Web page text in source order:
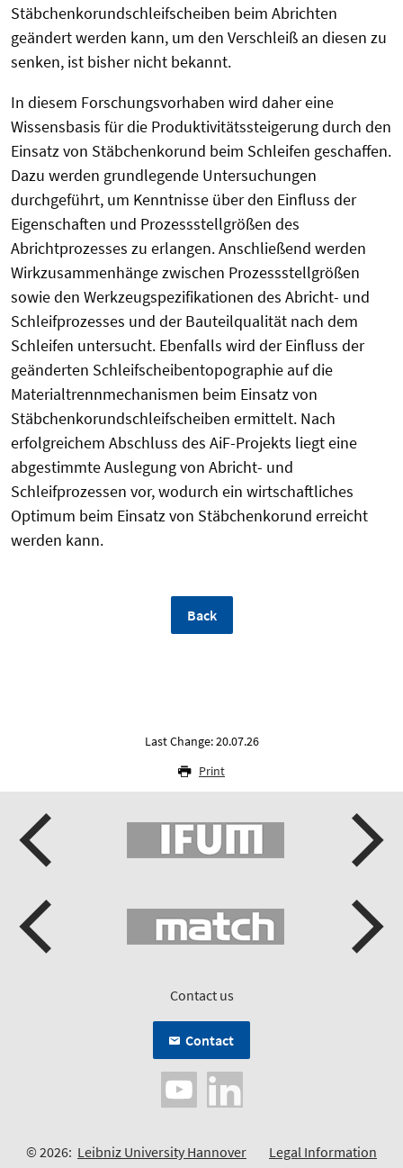
Stäbchenkorundschleifscheiben beim Abrichten
geändert werden kann, um den Verschleiß an diesen zu
senken, ist bisher nicht bekannt.
In diesem Forschungsvorhaben wird daher eine
Wissensbasis für die Produktivitätssteigerung durch den
Einsatz von Stäbchenkorund beim Schleifen geschaffen.
Dazu werden grundlegende Untersuchungen
durchgeführt, um Kenntnisse über den Einfluss der
Eigenschaften und Prozessstellgrößen des
Abrichtprozesses zu erlangen. Anschließend werden
Wirkzusammenhänge zwischen Prozessstellgrößen
sowie den Werkzeugspezifikationen des Abricht- und
Schleifprozesses und der Bauteilqualität nach dem
Schleifen untersucht. Ebenfalls wird der Einfluss der
geänderten Schleifscheibentopographie auf die
Materialtrennmechanismen beim Einsatz von
Stäbchenkorundschleifscheiben ermittelt. Nach
erfolgreichem Abschluss des AiF-Projekts liegt eine
abgestimmte Auslegung von Abricht- und
Schleifprozessen vor, wodurch ein wirtschaftliches
Optimum beim Einsatz von Stäbchenkorund erreicht
werden kann.
Back
Last Change: 20.07.26
Print
Contact us
Contact
© 2026: Leibniz University Hannover Legal Information